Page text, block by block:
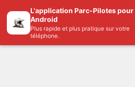
L'application Parc-Pilotes pour
Android
Plus rapide et plus pratique sur votre
téléphone.
Parc-pilotes.com